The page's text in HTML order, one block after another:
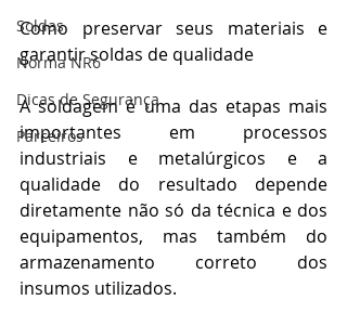
Soldas
Norma NR6
Dicas de Segurança
Parceiros
Como preservar seus materiais e
garantir soldas de qualidade
A soldagem é uma das etapas mais
importantes em processos
industriais e metalúrgicos e a
qualidade do resultado depende
diretamente não só da técnica e dos
equipamentos, mas também do
armazenamento correto dos
insumos utilizados.